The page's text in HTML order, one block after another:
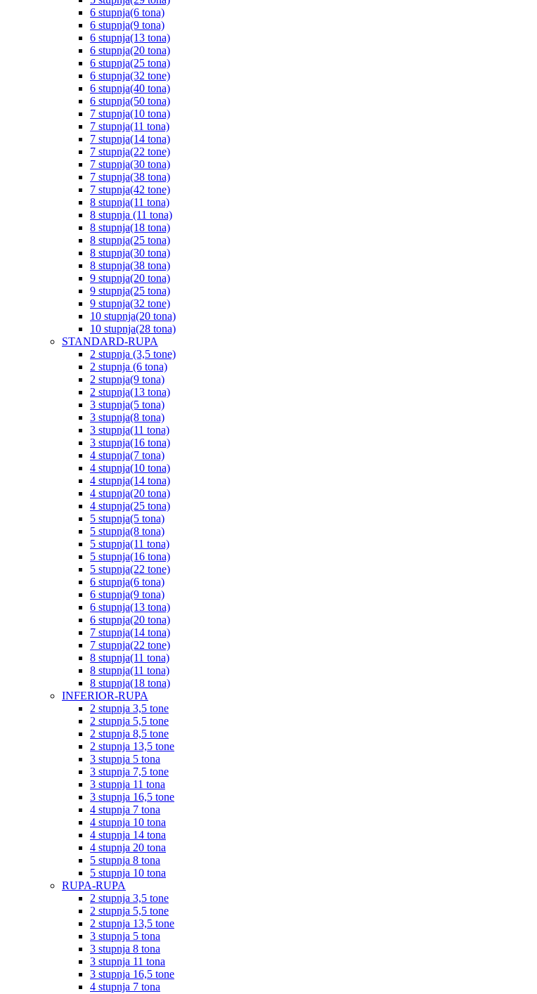
6 stupnja(6 tona)
6 stupnja(9 tona)
6 stupnja(13 tona)
6 stupnja(20 tona)
6 stupnja(25 tona)
6 stupnja(32 tone)
6 stupnja(40 tona)
6 stupnja(50 tona)
7 stupnja(10 tona)
7 stupnja(11 tona)
7 stupnja(14 tona)
7 stupnja(22 tone)
7 stupnja(30 tona)
7 stupnja(38 tona)
7 stupnja(42 tone)
8 stupnja(11 tona)
8 stupnja (11 tona)
8 stupnja(18 tona)
8 stupnja(25 tona)
8 stupnja(30 tona)
8 stupnja(38 tona)
9 stupnja(20 tona)
9 stupnja(25 tona)
9 stupnja(32 tone)
10 stupnja(20 tona)
10 stupnja(28 tona)
STANDARD-RUPA
2 stupnja (3,5 tone)
2 stupnja (6 tona)
2 stupnja(9 tona)
2 stupnja(13 tona)
3 stupnja(5 tona)
3 stupnja(8 tona)
3 stupnja(11 tona)
3 stupnja(16 tona)
4 stupnja(7 tona)
4 stupnja(10 tona)
4 stupnja(14 tona)
4 stupnja(20 tona)
4 stupnja(25 tona)
5 stupnja(5 tona)
5 stupnja(8 tona)
5 stupnja(11 tona)
5 stupnja(16 tona)
5 stupnja(22 tone)
6 stupnja(6 tona)
6 stupnja(9 tona)
6 stupnja(13 tona)
6 stupnja(20 tona)
7 stupnja(14 tona)
7 stupnja(22 tone)
8 stupnja(11 tona)
8 stupnja(11 tona)
8 stupnja(18 tona)
INFERIOR-RUPA
2 stupnja 3,5 tone
2 stupnja 5,5 tone
2 stupnja 8,5 tone
2 stupnja 13,5 tone
3 stupnja 5 tona
3 stupnja 7,5 tone
3 stupnja 11 tona
3 stupnja 16,5 tone
4 stupnja 7 tona
4 stupnja 10 tona
4 stupnja 14 tona
4 stupnja 20 tona
5 stupnja 8 tona
5 stupnja 10 tona
RUPA-RUPA
2 stupnja 3,5 tone
2 stupnja 5,5 tone
2 stupnja 13,5 tone
3 stupnja 5 tona
3 stupnja 8 tona
3 stupnja 11 tona
3 stupnja 16,5 tone
4 stupnja 7 tona